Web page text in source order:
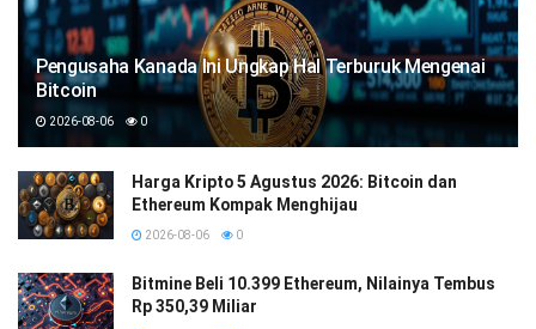
Pengusaha Kanada Ini Ungkap Hal Terburuk Mengenai
Bitcoin
2026-08-06 0
Harga Kripto 5 Agustus 2026: Bitcoin dan
Ethereum Kompak Menghijau
2026-08-06 0
Bitmine Beli 10.399 Ethereum, Nilainya Tembus
Rp 350,39 Miliar